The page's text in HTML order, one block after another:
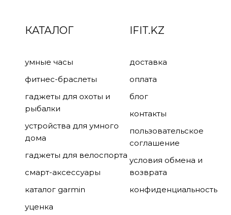
КАТАЛОГ
умные часы
фитнес-браслеты
гаджеты для охоты и
рыбалки
устройства для умного
дома
гаджеты для велоспорта
смарт-аксессуары
каталог garmin
уценка
IFIT.KZ
доставка
оплата
блог
контакты
пользовательское
соглашение
условия обмена и
возврата
конфиденциальность